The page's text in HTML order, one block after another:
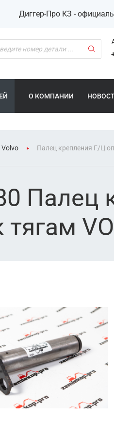
Диггер-Про КЗ -
О КОМПАНИИ
Volvo Палец крепления Г/Ц
Палец